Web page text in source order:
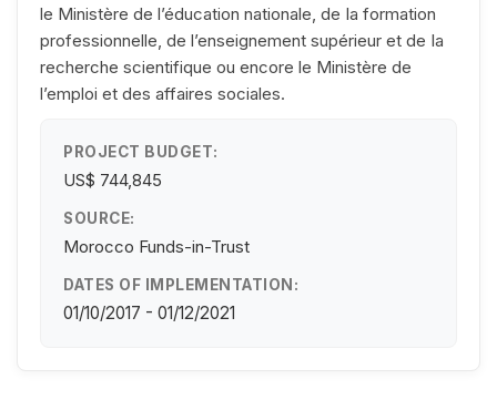
le Ministère de l’éducation nationale, de Ia formation
professionnelle, de l’enseignement supérieur et de Ia
recherche scientifique ou encore le Ministère de
l’emploi et des affaires sociales.
PROJECT BUDGET:
US$ 744,845
SOURCE:
Morocco Funds-in-Trust
DATES OF IMPLEMENTATION:
01/10/2017 - 01/12/2021